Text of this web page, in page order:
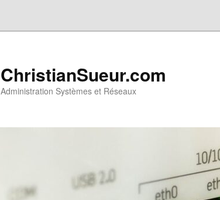
ChristianSueur.com
Administration Systèmes et Réseaux